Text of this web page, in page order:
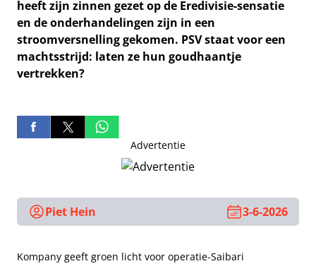
heeft zijn zinnen gezet op de Eredivisie-sensatie
en de onderhandelingen zijn in een
stroomversnelling gekomen. PSV staat voor een
machtsstrijd: laten ze hun goudhaantje
vertrekken?
Advertentie
Piet Hein 3-6-2026
Kompany geeft groen licht voor operatie-Saibari